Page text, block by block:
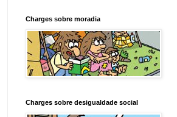
Charges sobre moradia
Charges sobre desigualdade social